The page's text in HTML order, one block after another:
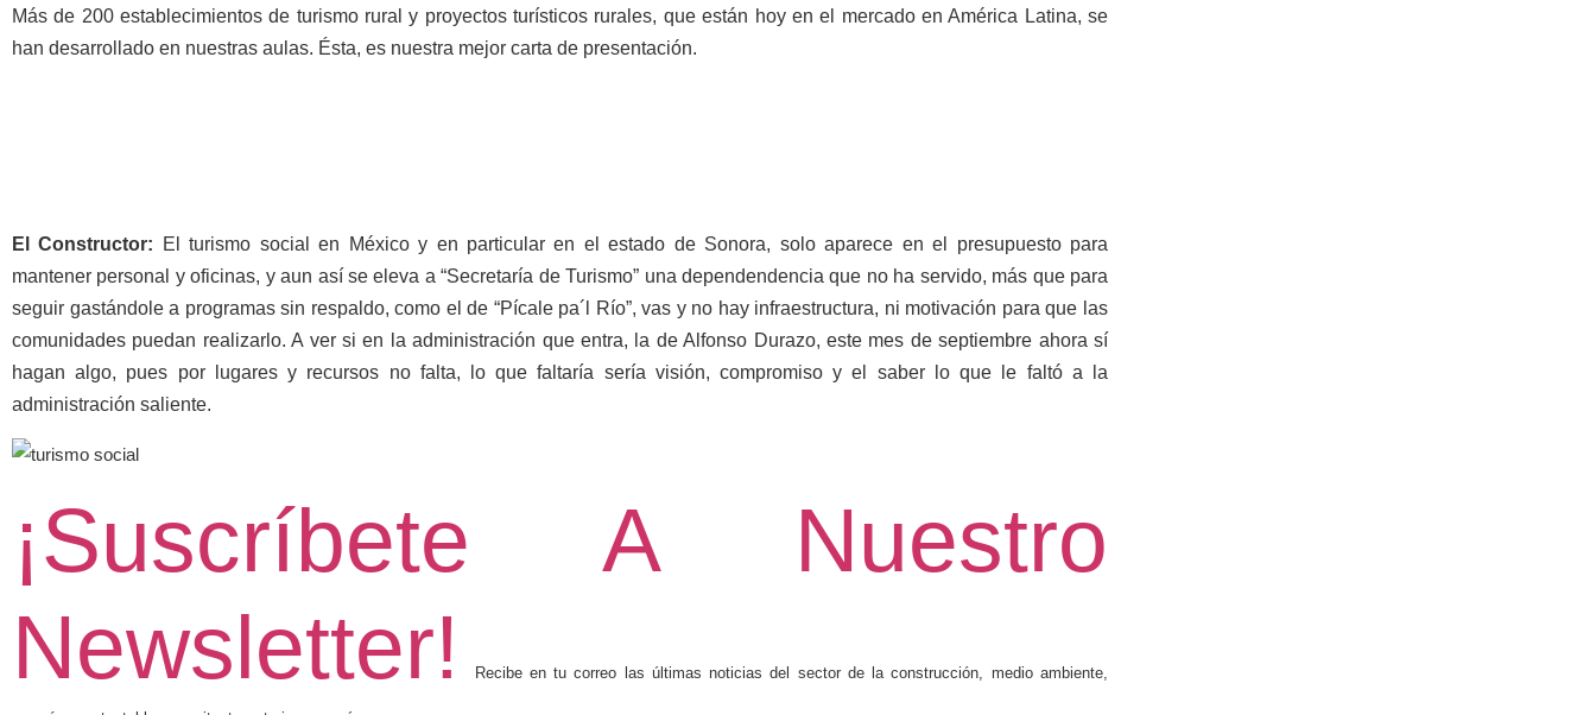
Más de 200 establecimientos de turismo rural y proyectos turísticos rurales, que están hoy en el mercado en América Latina, se
han desarrollado en nuestras aulas. Ésta, es nuestra mejor carta de presentación.
El Constructor: El turismo social en México y en particular en el estado de Sonora, solo aparece en el presupuesto para
mantener personal y oficinas, y aun así se eleva a “Secretaría de Turismo” una dependendencia que no ha servido, más que para
seguir gastándole a programas sin respaldo, como el de “Pícale pa´l Río”, vas y no hay infraestructura, ni motivación para que las
comunidades puedan realizarlo. A ver si en la administración que entra, la de Alfonso Durazo, este mes de septiembre ahora sí
hagan algo, pues por lugares y recursos no falta, lo que faltaría sería visión, compromiso y el saber lo que le faltó a la
administración saliente.
¡Suscríbete A Nuestro
Newsletter!
Recibe en tu correo las últimas noticias del sector de la construcción, medio ambiente,